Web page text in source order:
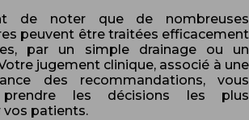
de noter que de nombreuses
peuvent être traitées efficacement
par un simple drainage ou un
jugement clinique, associé à une
des recommandations, vous
les décisions les plus
vos patients.